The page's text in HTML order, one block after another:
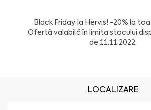
Black Fridayla Hervis! -20% la
Ofertă valabilă în limita stocului
de 11.11.2022.
LOCALIZARE